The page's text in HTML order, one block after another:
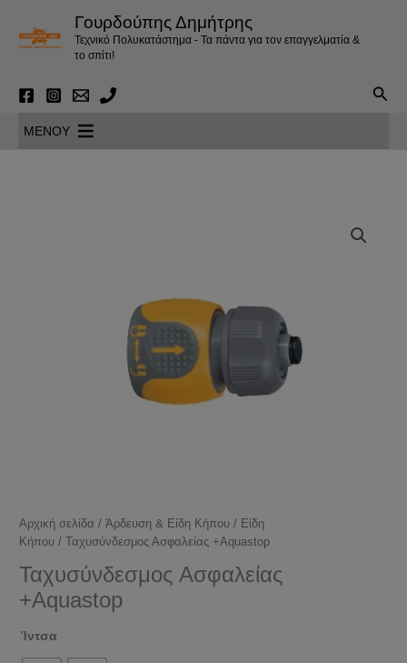
περιεχόμενο
Γουρδούπης Δημήτρης
Τεχνικό Πολυκατάστημα - Τα πάντα για τον επαγγελματία &
το σπίτι!
MENOY
Αρχική σελίδα /Άρδευση & Είδη Κήπου / Είδη
Κήπου / Ταχυσύνδεσμος Ασφαλείας +Aquastop
Ταχυσύνδεσμος Ασφαλείας
+Aquastop
Ίντσα